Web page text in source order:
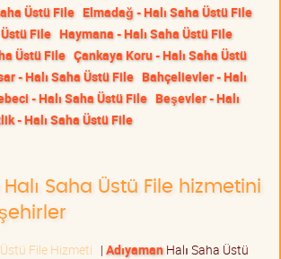
Üstü File Elmadağ - Halı Saha Üstü File
File Haymana - Halı Saha Üstü File
Üstü File Çankaya Koru - Halı Saha Üstü
- Halı Saha Üstü File Bahçelievler - Halı
- Halı Saha Üstü File Beşevler - Halı
- Halı Saha Üstü File
Saha Üstü File hizmetini
File Hizmeti | AdıyamanHalı Saha Üstü